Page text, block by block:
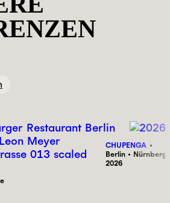
CHUPENGA
Berlin •
2026